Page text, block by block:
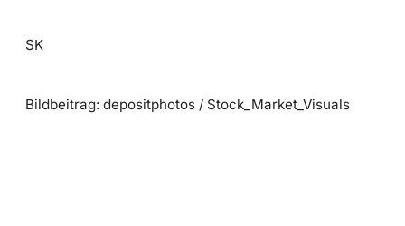
SK
Bildbeitrag: depositphotos / Stock_Market_Visuals